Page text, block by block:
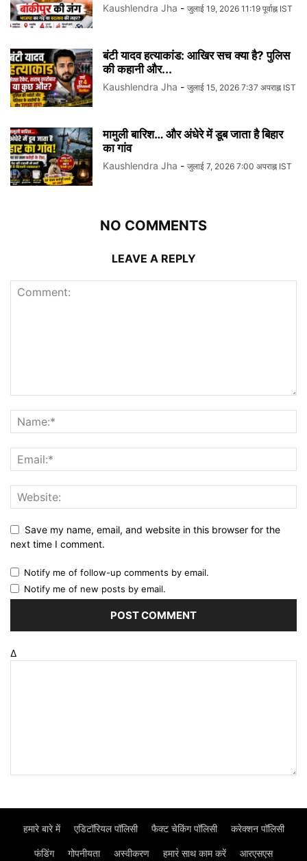
Kaushlendra Jha - जुलाई 19, 2026 11:19 पूर्वाह्न IST
बंटी यादव हत्याकांड: आखिर सच क्या है? पुलिस
की कहानी और...
Kaushlendra Jha - जुलाई 15, 2026 7:37 अपराह्न IST
मामुली बारिश… और अंधेरे में डूब जाता है बिहार
का गांव
Kaushlendra Jha - जुलाई 7, 2026 7:00 अपराह्न IST
NO COMMENTS
LEAVE A REPLY
Save my name, email, and website in this browser for the
next time I comment.
Notify me of follow-up comments by email.
Notify me of new posts by email.
Δ
हमारे बारे में एडिटॉरियल पॉलिसी फैक्ट चेकिंग पॉलिसी करेक्शन पॉलिसी
फंडिंग गोपनीयता अस्वीकरण हमार॓ साथ काम करें आरएसएस